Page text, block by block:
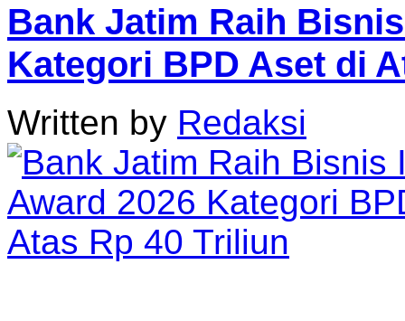
Bank Jatim Raih
Kategori BPD Aset di
Written by Redaksi